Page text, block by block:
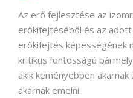
Az erő fejlesztése az
erőkifejtéséből és az
erőkifejtés képességének
kritikus fontosságú
akik keményebben
akarnak emelni.